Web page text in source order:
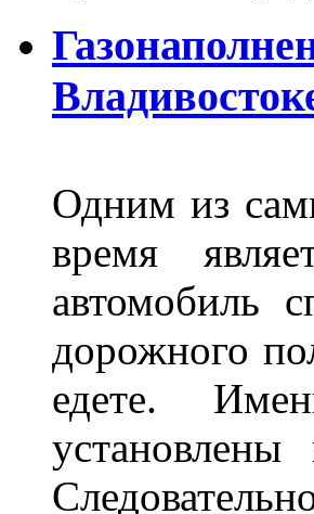
Одним из
время
автомобиль
дорожного
едете.